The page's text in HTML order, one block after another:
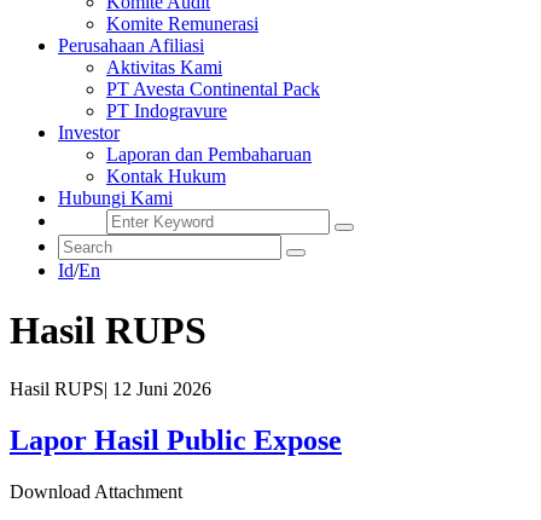
Komite Remunerasi
Perusahaan Afiliasi
Aktivitas Kami
PT Avesta Continental Pack
PT Indogravure
Investor
Laporan dan Pembaharuan
Kontak Hukum
Hubungi Kami
Id/En
Hasil RUPS
Hasil RUPS| 12 Juni 2026
Lapor Hasil Public Expose
Download Attachment